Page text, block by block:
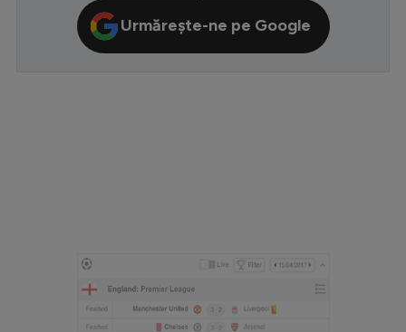
Conference League
Starurile fotbalului
Urmărește-ne pe Google